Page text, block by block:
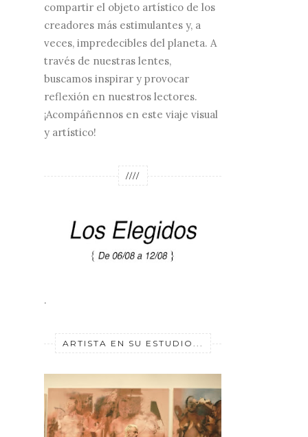
compartir el objeto artístico de los
creadores más estimulantes y, a
veces, impredecibles del planeta. A
través de nuestras lentes,
buscamos inspirar y provocar
reflexión en nuestros lectores.
¡Acompáñennos en este viaje visual
y artístico!
////
.
ARTISTA EN SU ESTUDIO...